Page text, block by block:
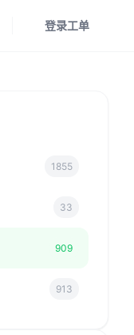
登录工单
1855
33
909
913